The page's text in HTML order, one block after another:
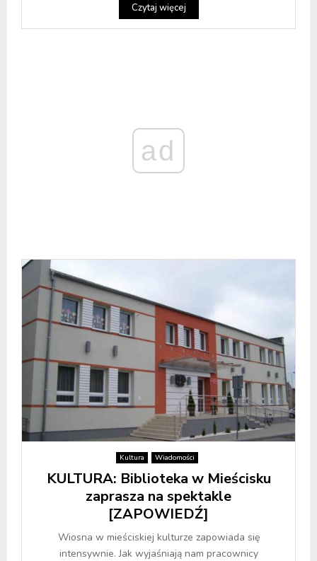
Czytaj więcej
ad
Kultura Wiadomości
KULTURA: Biblioteka w Mieścisku
zaprasza na spektakle
[ZAPOWIEDŹ]
Wiosna w mieściskiej kulturze zapowiada się
intensywnie. Jak wyjaśniają nam pracownicy